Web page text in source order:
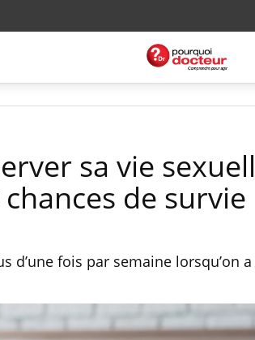
sa vie
de survie
d’une fois par semaine lorsqu’on